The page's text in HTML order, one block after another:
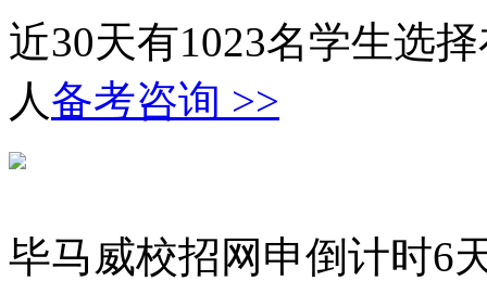
近30天有1023名学生选
人备考咨询 >>
毕马威校招网申倒计时6